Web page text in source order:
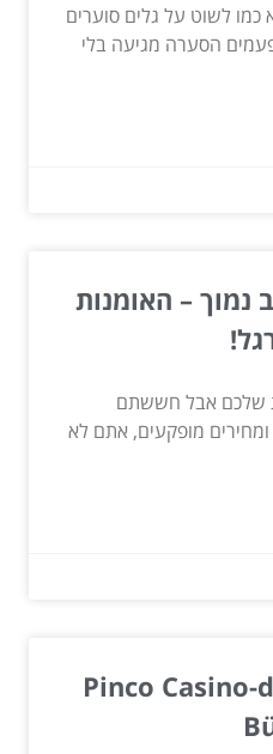
לשוט על גלים סוערים
הסערה מגיעה בלי
נמוך – האומנות
שלכם אבל חששתם
מופקעים, אתם לא
Pinco Casino-